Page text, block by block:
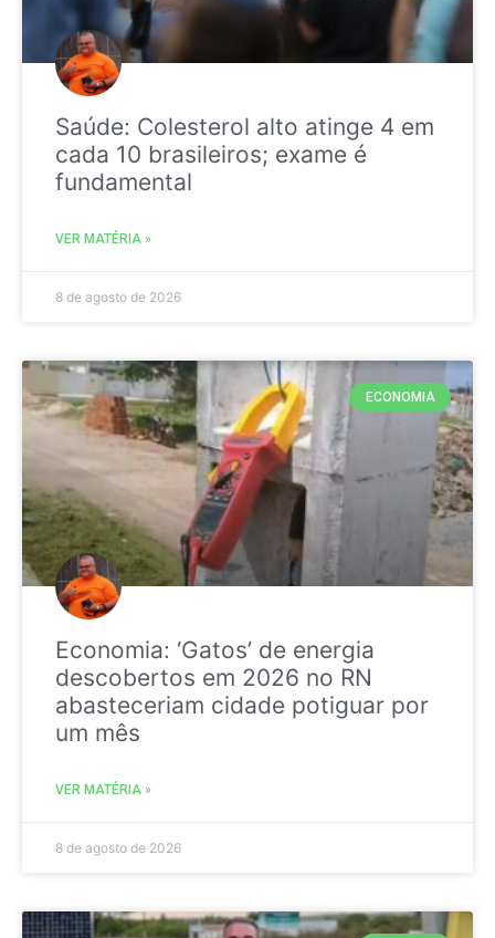
Saúde: Colesterol alto atinge 4 em
cada 10 brasileiros; exame é
fundamental
VER MATÉRIA »
8 de agosto de 2026
ECONOMIA
Economia: ‘Gatos’ de energia
descobertos em 2026 no RN
abasteceriam cidade potiguar por
um mês
VER MATÉRIA »
8 de agosto de 2026